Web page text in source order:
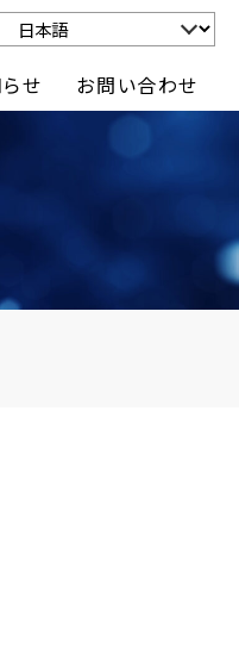
せ お問い合わせ